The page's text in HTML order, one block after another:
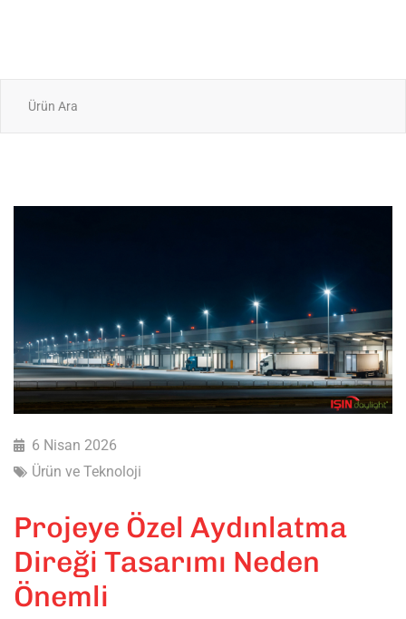
6 Nisan 2026
Ürün ve Teknoloji
Projeye Özel Aydınlatma
Direği Tasarımı Neden
Önemli